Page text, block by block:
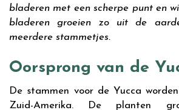
bladeren met een scherpe punt en
bladeren groeien zo uit de
meerdere stammetjes.
Oorsprong van de
De stammen voor de Yucca
Zuid-Amerika. De planten